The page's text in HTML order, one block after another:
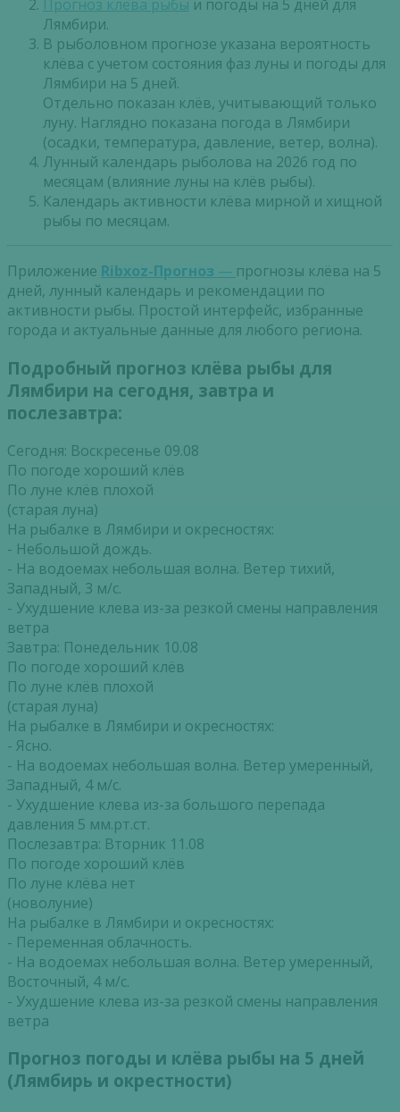
Прогноз клева рыбы и погоды на 5 дней для
Лямбири.
В рыболовном прогнозе указана вероятность
клёва с учетом состояния фаз луны и погоды для
Лямбири на 5 дней.
Отдельно показан клёв, учитывающий только
луну. Наглядно показана погода в Лямбири
(осадки, температура, давление, ветер, волна).
Лунный календарь рыболова на 2026 год по
месяцам (влияние луны на клёв рыбы).
Календарь активности клёва мирной и хищной
рыбы по месяцам.
Приложение Ribxoz-Прогноз — прогнозы клёва на 5
дней, лунный календарь и рекомендации по
активности рыбы. Простой интерфейс, избранные
города и актуальные данные для любого региона.
Подробный прогноз клёва рыбы для
Лямбири на сегодня, завтра и
послезавтра:
Сегодня: Воскресенье 09.08
По погоде хороший клёв
По луне клёв плохой
(старая луна)
На рыбалке в Лямбири и окресностях:
- Небольшой дождь.
- На водоемах небольшая волна. Ветер тихий,
Западный, 3 м/с.
- Ухудшение клева из-за резкой смены направления
ветра
Завтра: Понедельник 10.08
По погоде хороший клёв
По луне клёв плохой
(старая луна)
На рыбалке в Лямбири и окресностях:
- Ясно.
- На водоемах небольшая волна. Ветер умеренный,
Западный, 4 м/с.
- Ухудшение клева из-за большого перепада
давления 5 мм.рт.ст.
Послезавтра: Вторник 11.08
По погоде хороший клёв
По луне клёва нет
(новолуние)
На рыбалке в Лямбири и окресностях:
- Переменная облачность.
- На водоемах небольшая волна. Ветер умеренный,
Восточный, 4 м/с.
- Ухудшение клева из-за резкой смены направления
ветра
Прогноз погоды и клёва рыбы на 5 дней
(Лямбирь и окрестности)